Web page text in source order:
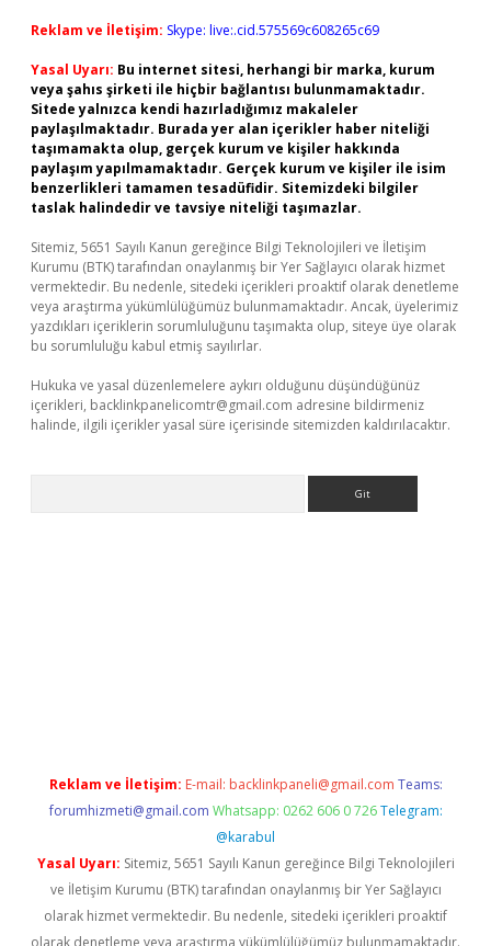
Reklam ve İletişim: Skype: live:.cid.575569c608265c69
Yasal Uyarı: Bu internet sitesi, herhangi bir marka, kurum
veya şahıs şirketi ile hiçbir bağlantısı bulunmamaktadır.
Sitede yalnızca kendi hazırladığımız makaleler
paylaşılmaktadır. Burada yer alan içerikler haber niteliği
taşımamakta olup, gerçek kurum ve kişiler hakkında
paylaşım yapılmamaktadır. Gerçek kurum ve kişiler ile isim
benzerlikleri tamamen tesadüfidir. Sitemizdeki bilgiler
taslak halindedir ve tavsiye niteliği taşımazlar.
Sitemiz, 5651 Sayılı Kanun gereğince Bilgi Teknolojileri ve İletişim
Kurumu (BTK) tarafından onaylanmış bir Yer Sağlayıcı olarak hizmet
vermektedir. Bu nedenle, sitedeki içerikleri proaktif olarak denetleme
veya araştırma yükümlülüğümüz bulunmamaktadır. Ancak, üyelerimiz
yazdıkları içeriklerin sorumluluğunu taşımakta olup, siteye üye olarak
bu sorumluluğu kabul etmiş sayılırlar.
Hukuka ve yasal düzenlemelere aykırı olduğunu düşündüğünüz
içerikleri, backlinkpanelicomtr@gmail.com adresine bildirmeniz
halinde, ilgili içerikler yasal süre içerisinde sitemizden kaldırılacaktır.
Reklam ve İletişim: E-mail: backlinkpaneli@gmail.com Teams:
forumhizmeti@gmail.com Whatsapp: 0262 606 0 726 Telegram:
@karabul
Yasal Uyarı: Sitemiz, 5651 Sayılı Kanun gereğince Bilgi Teknolojileri
ve İletişim Kurumu (BTK) tarafından onaylanmış bir Yer Sağlayıcı
olarak hizmet vermektedir. Bu nedenle, sitedeki içerikleri proaktif
olarak denetleme veya araştırma yükümlülüğümüz bulunmamaktadır.